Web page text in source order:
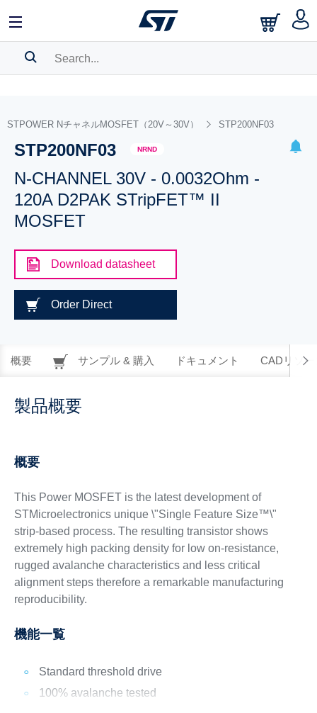
BOOKMARK
Pleaselog into show your saved searches.
STPOWER NチャネルMOSFET（20V～30V） STP200NF03
STP200NF03 NRND
N-CHANNEL 30V - 0.0032Ohm -
120A D2PAK STripFET™ II
MOSFET
Download datasheet
Order Direct
概要 サンプル & 購入 ドキュメント CADリソー
製品概要
概要
This Power MOSFET is the latest development of
STMicroelectronics unique \"Single Feature Size™\"
strip-based process. The resulting transistor shows
extremely high packing density for low on-resistance,
rugged avalanche characteristics and less critical
alignment steps therefore a remarkable manufacturing
reproducibility.
機能一覧
Standard threshold drive
100% avalanche tested